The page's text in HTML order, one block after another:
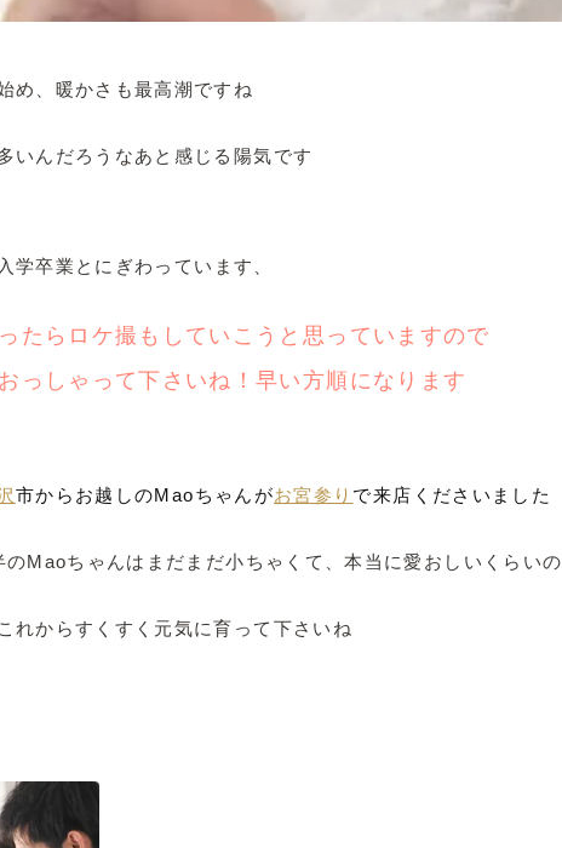
め、暖かさも最高潮ですね
いんだろうなあと感じる陽気です
学卒業とにぎわっています、
たらロケ撮もしていこうと思っていますので
っしゃって下さいね！早い方順になります
市からお越しのMaoちゃんがお宮参り で来店くださいました
のMaoちゃんはまだまだ小ちゃくて、本当に愛おしいくらいの
れからすくすく元気に育って下さいね